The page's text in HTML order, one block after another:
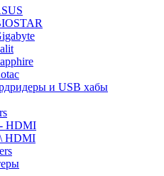
и USB хабы
HDMI
HDMI